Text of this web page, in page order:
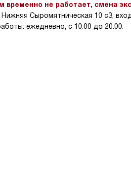
временно не работает, смена
Нижняя Сыромятническая 10 с3,
ежедневно, с 10.00 до 20.00.